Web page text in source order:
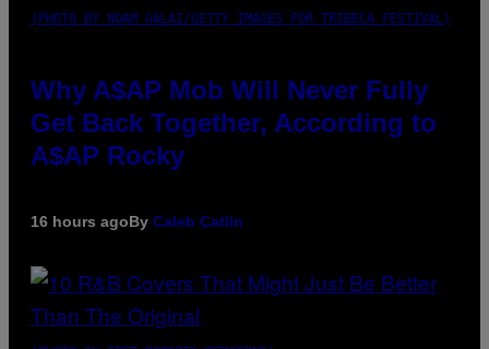
(PHOTO BY NOAM GALAI/GETTY IMAGES FOR TRIBECA FESTIVAL)
Why A$AP Mob Will Never Fully
Get Back Together, According to
A$AP Rocky
16 hours agoBy Caleb Catlin